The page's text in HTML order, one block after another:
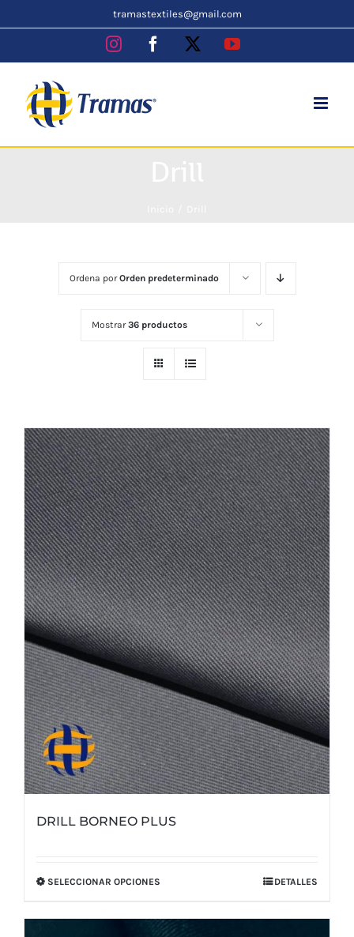
to
tramastextiles@gmail.com
InstagramFacebook YouTube
Ordena porOrden predeterminado
Mostrar36 productos
DRILL BORNEO PLUS
SELECCIONAR OPCIONES
tiene
DETALLES